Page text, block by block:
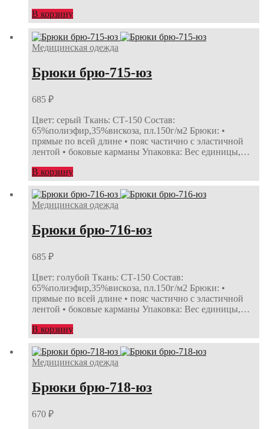
В корзину
Медицинская одежда
Брюки брю-715-юз
685 ₽
Цвет: серый Ткань: СТ-150 Состав:
65%полиэфир,35%вискоза, пл.150г/м2 Брюки: •
прямые по всей длине • пояс частично с эластичной
лентой • боковые карманы Упаковка: Вес единицы,…
В корзину
Медицинская одежда
Брюки брю-716-юз
685 ₽
Цвет: голубой Ткань: СТ-150 Состав:
65%полиэфир,35%вискоза, пл.150г/м2 Брюки: •
прямые по всей длине • пояс частично с эластичной
лентой • боковые карманы Упаковка: Вес единицы,…
В корзину
Медицинская одежда
Брюки брю-718-юз
670 ₽